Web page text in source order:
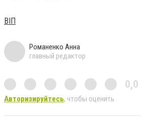
ВІП
Романенко Анна
главный редактор
0,0
Авторизируйтесь, чтобы оценить